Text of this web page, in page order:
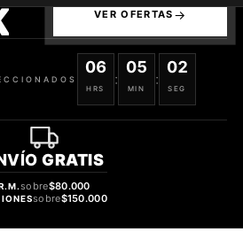
VER OFERTAS
06
HRS
:
05
MIN
:
02
SEG
GRATIS
sobre$80.000
sobre$150.000